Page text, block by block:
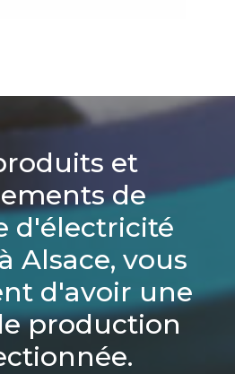
et
de
d'électricité
Alsace, vous
d'avoir une
production